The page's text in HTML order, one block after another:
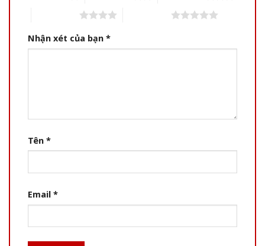
Nhận xét của bạn *
Tên *
Email *